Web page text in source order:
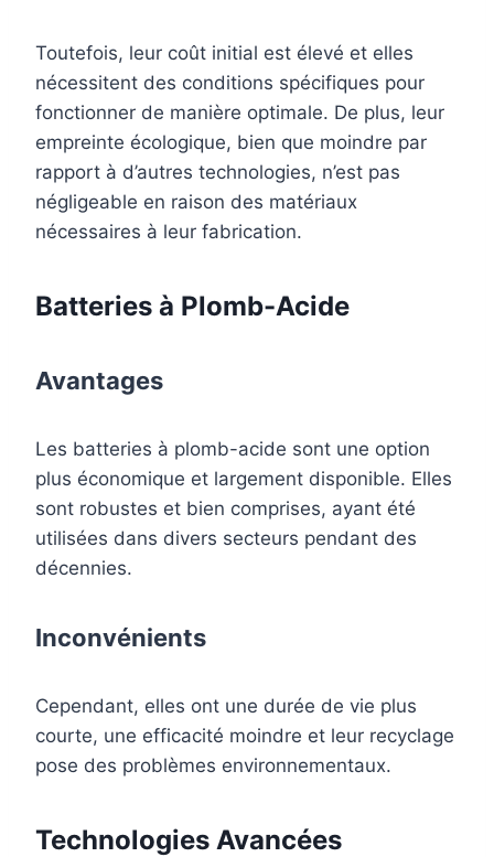
Toutefois, leur coût initial est élevé et elles
nécessitent des conditions spécifiques pour
fonctionner de manière optimale. De plus, leur
empreinte écologique, bien que moindre par
rapport à d’autres technologies, n’est pas
négligeable en raison des matériaux
nécessaires à leur fabrication.
Batteries à Plomb-Acide
Avantages
Les batteries à plomb-acide sont une option
plus économique et largement disponible. Elles
sont robustes et bien comprises, ayant été
utilisées dans divers secteurs pendant des
décennies.
Inconvénients
Cependant, elles ont une durée de vie plus
courte, une efficacité moindre et leur recyclage
pose des problèmes environnementaux.
Technologies Avancées